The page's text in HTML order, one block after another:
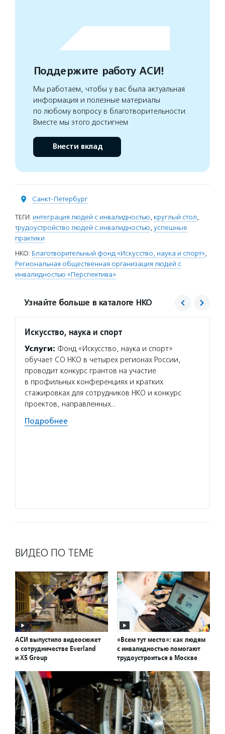
Поддержите работу АСИ!
Мы работаем, чтобы у вас была актуальная
информация и полезные материалы
по любому вопросу в благотворительности.
Вместе мы этого достигнем
Внести вклад
Санкт-Петербург
ТЕГИ: интеграция людей с инвалидностью, круглый стол,
трудоустройство людей с инвалидностью, успешные
практики
НКО: Благотворительный фонд «Искусство, наука и спорт»,
Региональная общественная организация людей с
инвалидностью «Перспектива»
Узнайте больше в каталоге НКО
Искусство, наука и спорт
Услуги: Фонд «Искусство, наука и спорт»
обучает СО НКО в четырех регионах России,
проводит конкурс грантов на участие
в профильных конференциях и кратких
стажировках для сотрудников НКО и конкурс
проектов, направленных…
Подробнее
ВИДЕО ПО ТЕМЕ
АСИ выпустило видеосюжет
о сотрудничестве Everland
и X5 Group
«Всем тут место»: как людям
с инвалидностью помогают
трудоустроиться в Москве